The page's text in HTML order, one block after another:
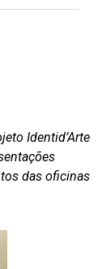
Identid’Arte
das oficinas